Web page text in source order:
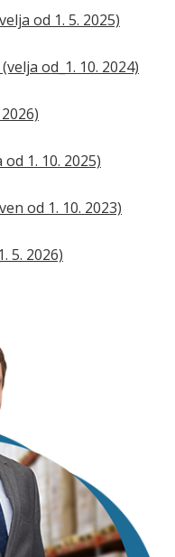
od 1. 5. 2025)
od_1. 10. 2024)
1. 10. 2025)
od 1. 10. 2023)
5. 2026)